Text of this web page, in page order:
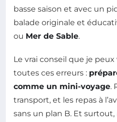
basse saison et avec un
balade originale et
ou Mer de Sable.
Le vrai conseil que je
toutes ces erreurs :
comme un mini-voyage.
transport, et les repas à
sans un plan B. Et surtout,